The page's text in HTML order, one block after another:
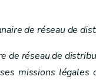
de réseau de
de réseau de
missions légales